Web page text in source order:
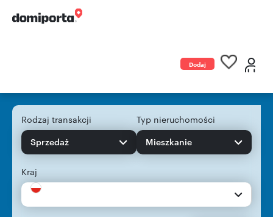
Dodaj
Rodzaj transakcji
Sprzedaż
Typ nieruchomości
Mieszkanie
Kraj